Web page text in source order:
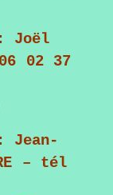
Joël
02 37
Jean-
– tél